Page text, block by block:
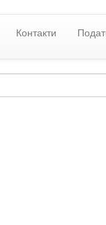
Контакти